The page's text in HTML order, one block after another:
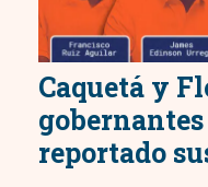
Caquetá y
reportado